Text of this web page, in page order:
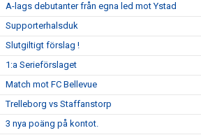
A-lags debutanter från egna led mot Ystad
Supporterhalsduk
Slutgiltigt förslag !
1:a Serieförslaget
Match mot FC Bellevue
Trelleborg vs Staffanstorp
3 nya poäng på kontot.